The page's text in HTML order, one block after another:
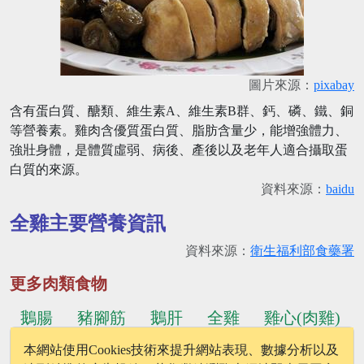
圖片來源： pixabay
含有蛋白質、醣類、維生素A、維生素B群、鈣、磷、鐵、銅
等營養素。雞肉含優質蛋白質、脂肪含量少，能增強體力、
強壯身體，是體質虛弱、病後、產後以及老年人適合攝取蛋
白質的來源。
資料來源： baidu
全雞主要營養資訊
資料來源： 衛生福利部食藥署
更多肉類食物
鵝腸
豬腳筋 鵝肝 全雞
雞心(肉雞)
雞絞肉
...更多食物
本網站使用Cookies技術來提升網站表現、數據分析以及